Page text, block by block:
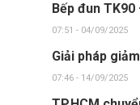
Bếp đun
07:51 - 04/09/2025
Giải pháp
07:46 - 14/09/2025